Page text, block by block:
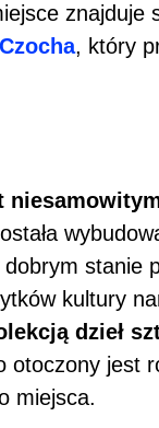
, który
stanie
kultury
dzieł
otoczony jest
miejsca.